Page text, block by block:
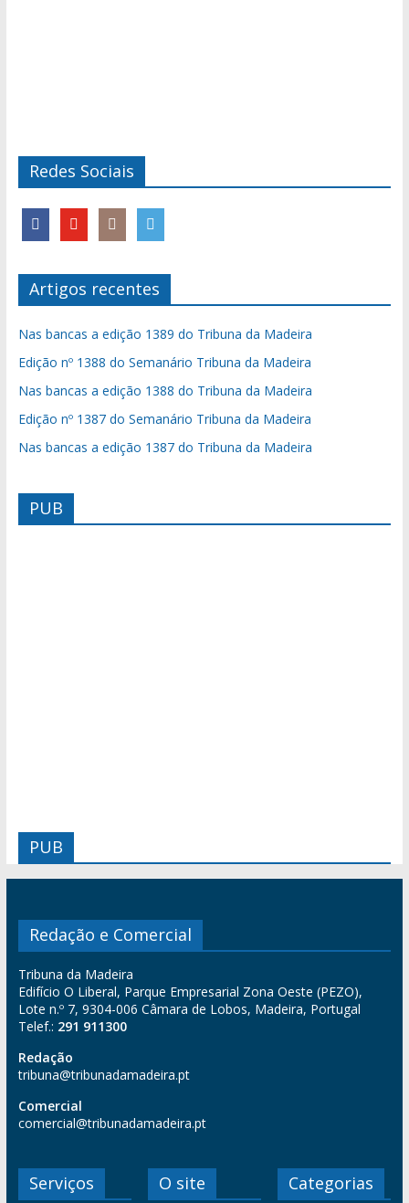
Redes Sociais
Artigos recentes
Nas bancas a edição 1389 do Tribuna da Madeira
Edição nº 1388 do Semanário Tribuna da Madeira
Nas bancas a edição 1388 do Tribuna da Madeira
Edição nº 1387 do Semanário Tribuna da Madeira
Nas bancas a edição 1387 do Tribuna da Madeira
PUB
PUB
Redação e Comercial
Tribuna da Madeira
Edifício O Liberal, Parque Empresarial Zona Oeste (PEZO),
Lote n.º 7, 9304-006 Câmara de Lobos, Madeira, Portugal
Telef.: 291 911300
Redação
tribuna@tribunadamadeira.pt
Comercial
comercial@tribunadamadeira.pt
Serviços O site Categorias